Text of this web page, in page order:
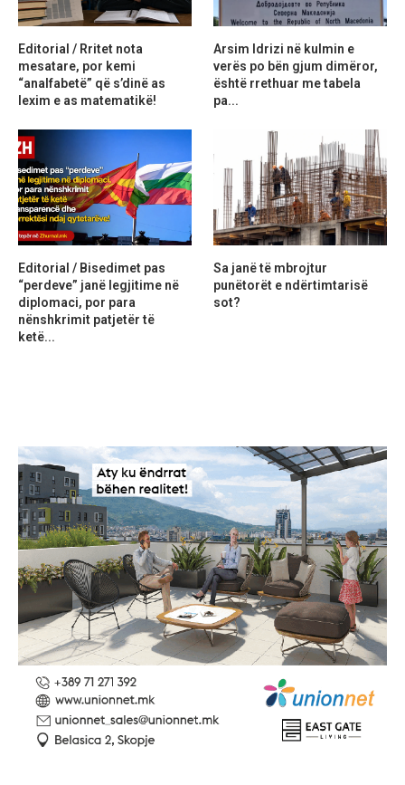
Editorial / Rritet nota
mesatare, por kemi
“analfabetë” që s’dinë as
lexim e as matematikë!
Arsim Idrizi në kulmin e
verës po bën gjum dimëror,
është rrethuar me tabela
pa...
Editorial / Bisedimet pas
“perdeve” janë legjitime në
diplomaci, por para
nënshkrimit patjetër të
ketë...
Sa janë të mbrojtur
punëtorët e ndërtimtarisë
sot?